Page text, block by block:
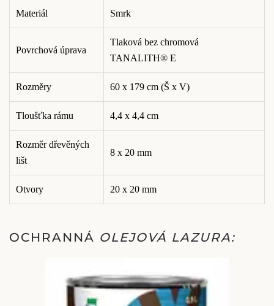
Materiál Smrk
Povrchová úprava
Tlaková bez chromová
TANALITH® E
Rozměry 60 x 179 cm (Š x V)
Tloušťka rámu 4,4 x 4,4 cm
Rozměr dřevěných
lišt
8 x 20 mm
Otvory 20 x 20 mm
OCHRANNÁ OLEJOVÁ LAZURA: